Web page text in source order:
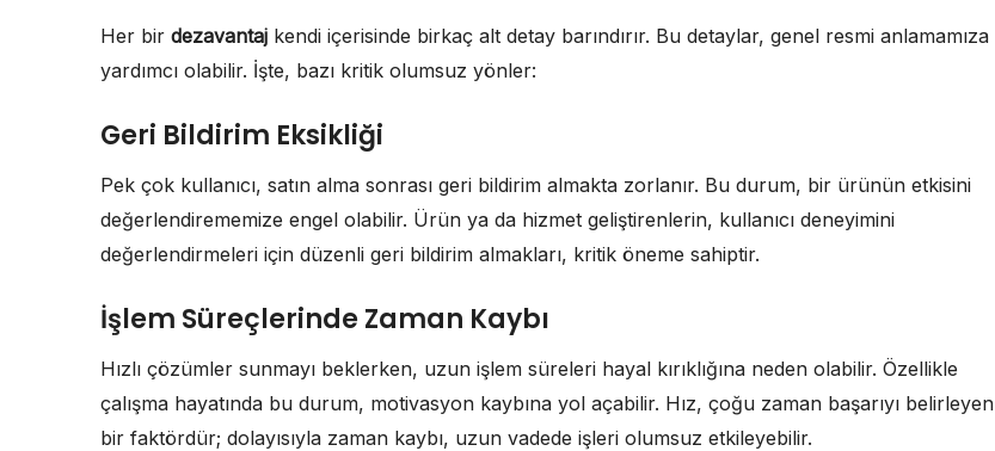
Her bir dezavantaj kendi içerisinde birkaç alt detay barındırır. Bu detaylar, genel resmi anlamamıza
yardımcı olabilir. İşte, bazı kritik olumsuz yönler:
Geri Bildirim Eksikliği
Pek çok kullanıcı, satın alma sonrası geri bildirim almakta zorlanır. Bu durum, bir ürünün etkisini
değerlendirememize engel olabilir. Ürün ya da hizmet geliştirenlerin, kullanıcı deneyimini
değerlendirmeleri için düzenli geri bildirim almakları, kritik öneme sahiptir.
İşlem Süreçlerinde Zaman Kaybı
Hızlı çözümler sunmayı beklerken, uzun işlem süreleri hayal kırıklığına neden olabilir. Özellikle
çalışma hayatında bu durum, motivasyon kaybına yol açabilir. Hız, çoğu zaman başarıyı belirleyen
bir faktördür; dolayısıyla zaman kaybı, uzun vadede işleri olumsuz etkileyebilir.